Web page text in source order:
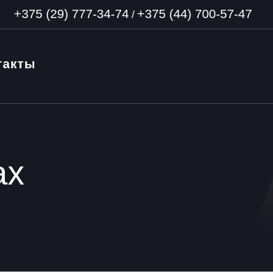
+375 (29) 777-34-74 / +375 (44) 700-57-47